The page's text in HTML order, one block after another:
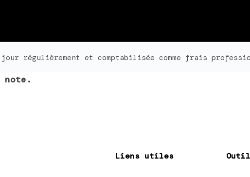
régulièrement et comptabilisée comme frais
note.
Liens utiles